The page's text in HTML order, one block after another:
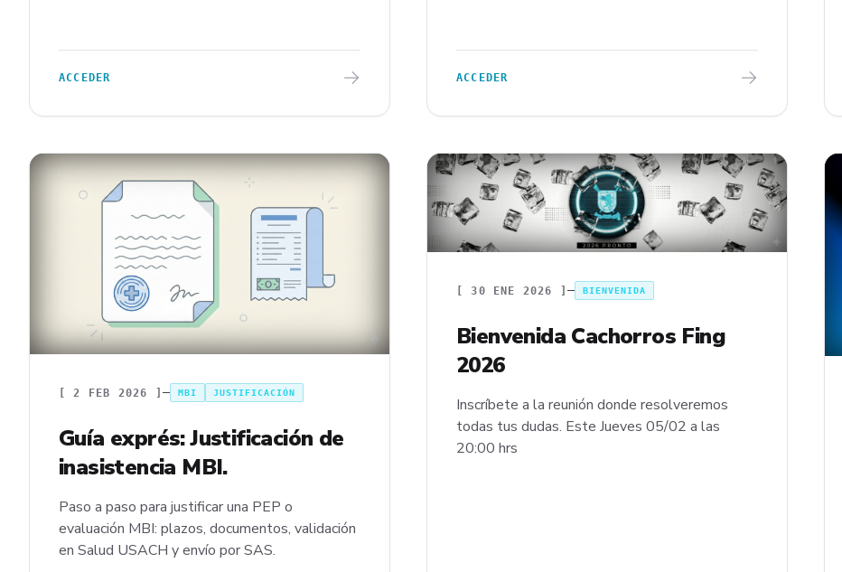
ACCEDER ACCEDER
[ 2 FEB 2026 ] MBI JUSTIFICACIÓN
Guía exprés: Justificación de
inasistencia MBI.
Paso a paso para justificar una PEP o
evaluación MBI: plazos, documentos, validación
en Salud USACH y envío por SAS.
[30 ENE 2026 ] BIENVENIDA
Bienvenida Cachorros Fing
2026
Inscríbete a la reunión donde resolveremos
todas tus dudas. Este Jueves 05/02 a las
20:00 hrs